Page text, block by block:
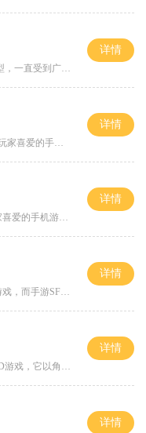
传奇，作为一种经典的2D游戏类型，一直受到广大玩家的热爱和喜欢。而随着科技的不断发展，2D传奇游戏也逐渐拥有了更加丰富的游戏玩法和画面效果。在这个2D传奇游戏的世界中，玩
详情
996传奇手游官网首页是一款备受玩家喜爱的手机游戏。该游戏以传奇为背景，融合了丰富的战斗玩法和精彩的剧情故事，为玩家提供了一个完全不同的游戏体验。在996传奇手游官网首页
详情
超级变态手机传奇是一款备受玩家喜爱的手机游戏。它以其独特的玩法和精美的画面设计，成为了移动端游戏界的佼佼者。下面将为你详细介绍这款游戏的具体玩法。超级变态手机传奇
详情
传奇手游是一款备受玩家喜爱的游戏，而手游SF发布网新开服则为广大游戏玩家提供了全新的游戏体验。在这个新开服期间，玩家们不仅可以加入新的服务器，体验到游戏的刺激与乐趣，
详情
超变合击传奇手游是一款经典的2D游戏，它以角色扮演为主题，拥有万人在线的玩法，让玩家能够与其他玩家进行互动。此游戏以“鞋”为货币单位，玩家可以通过刷经验来获取更多的“
详情
详情